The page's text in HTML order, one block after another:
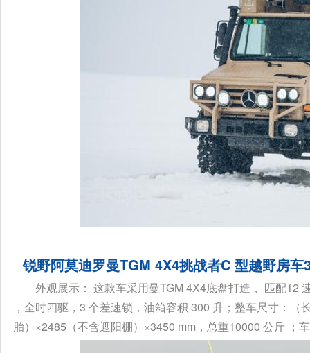
锐野阿莫迪罗曼TGM 4X4挑战者C 型越野房车
外观展示： 这款车采用曼TGM 4X4底盘打造， 匹配12
，全时四驱，3 个差速锁，油箱容积 300 升；整车尺寸：
胎）×2485（不含遮阳棚）×3450 mm，总重10000 公斤 ；